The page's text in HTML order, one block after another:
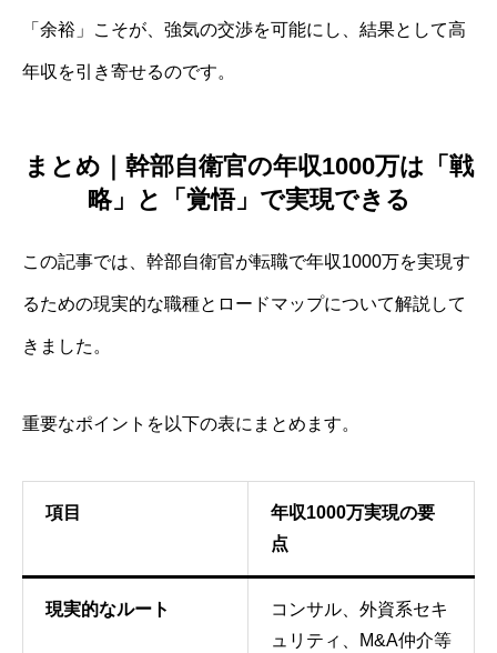
「余裕」こそが、強気の交渉を可能にし、結果として高
年収を引き寄せるのです。
まとめ｜幹部自衛官の年収1000万は「戦
略」と「覚悟」で実現できる
この記事では、幹部自衛官が転職で年収1000万を実現す
るための現実的な職種とロードマップについて解説して
きました。
重要なポイントを以下の表にまとめます。
項目
年収1000万実現の要
点
現実的なルート
コンサル、外資系セキ
ュリティ、M&A仲介等